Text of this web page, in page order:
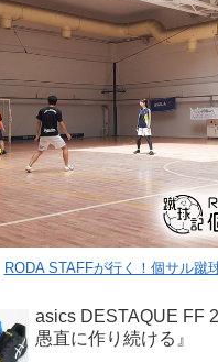
RODA STAFFが行く！個サル蹴
asics DESTAQUE FF
愚直に作り続ける』